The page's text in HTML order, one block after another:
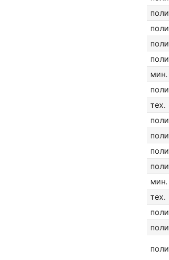
мин.
тех.
мин.
тех.